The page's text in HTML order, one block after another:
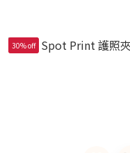
30% off